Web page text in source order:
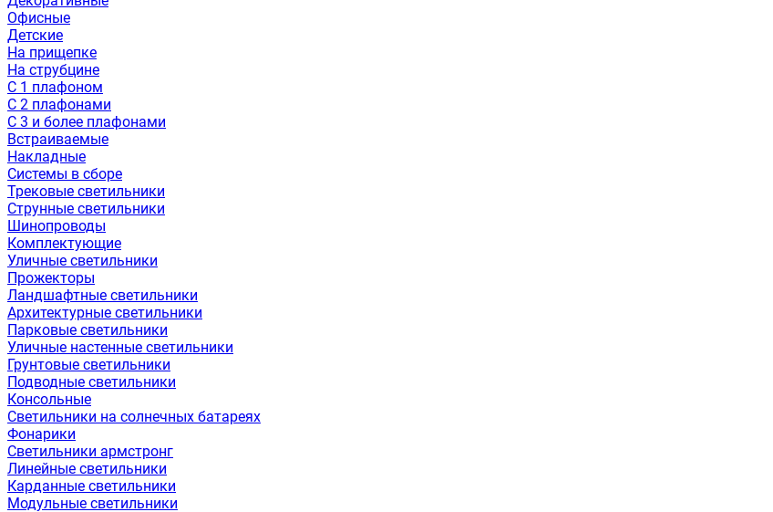
Офисные
Детские
На прищепке
На струбцине
С 1 плафоном
С 2 плафонами
С 3 и более плафонами
Встраиваемые
Накладные
Системы в сборе
Трековые светильники
Струнные светильники
Шинопроводы
Комплектующие
Уличные светильники
Прожекторы
Ландшафтные светильники
Архитектурные светильники
Парковые светильники
Уличные настенные светильники
Грунтовые светильники
Подводные светильники
Консольные
Светильники на солнечных батареях
Фонарики
Светильники армстронг
Линейные светильники
Карданные светильники
Модульные светильники